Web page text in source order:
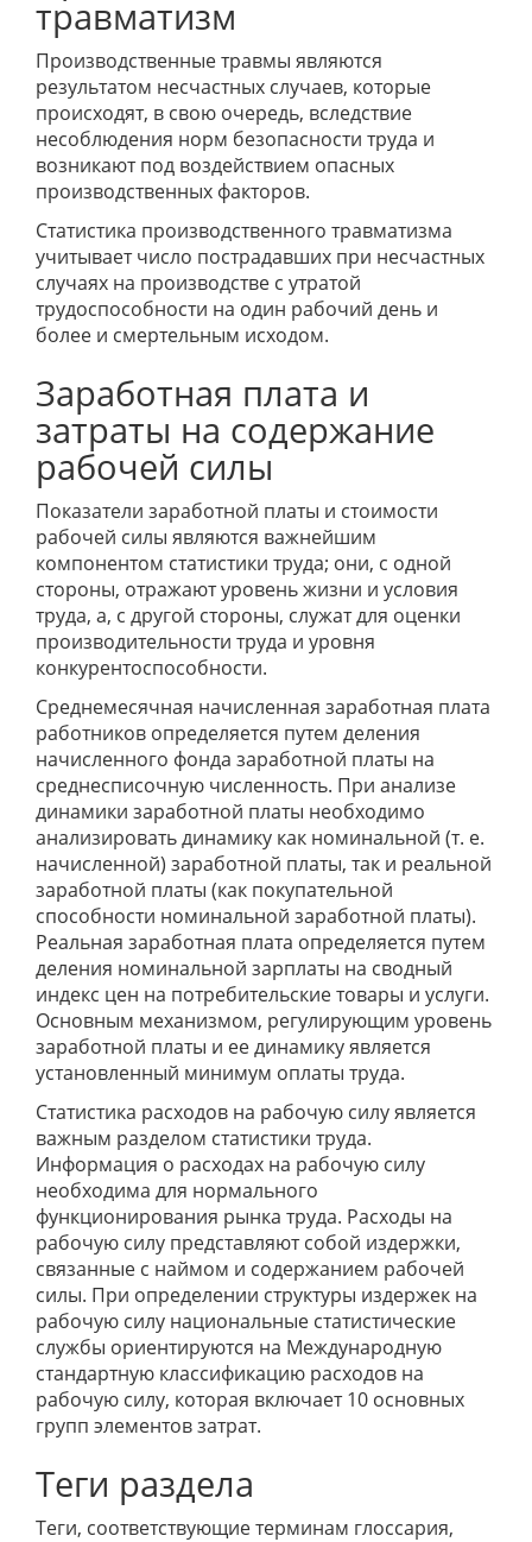
травматизм
Производственные травмы являются
результатом несчастных случаев, которые
происходят, в свою очередь, вследствие
несоблюдения норм безопасности труда и
возникают под воздействием опасных
производственных факторов.
Статистика производственного травматизма
учитывает число пострадавших при несчастных
случаях на производстве с утратой
трудоспособности на один рабочий день и
более и смертельным исходом.
Заработная плата и
затраты на содержание
рабочей силы
Показатели заработной платы и стоимости
рабочей силы являются важнейшим
компонентом статистики труда; они, с одной
стороны, отражают уровень жизни и условия
труда, а, с другой стороны, служат для оценки
производительности труда и уровня
конкурентоспособности.
Среднемесячная начисленная заработная плата
работников определяется путем деления
начисленного фонда заработной платы на
среднесписочную численность. При анализе
динамики заработной платы необходимо
анализировать динамику как номинальной (т. е.
начисленной) заработной платы, так и реальной
заработной платы (как покупательной
способности номинальной заработной платы).
Реальная заработная плата определяется путем
деления номинальной зарплаты на сводный
индекс цен на потребительские товары и услуги.
Основным механизмом, регулирующим уровень
заработной платы и ее динамику является
установленный минимум оплаты труда.
Статистика расходов на рабочую силу является
важным разделом статистики труда.
Информация о расходах на рабочую силу
необходима для нормального
функционирования рынка труда. Расходы на
рабочую силу представляют собой издержки,
связанные с наймом и содержанием рабочей
силы. При определении структуры издержек на
рабочую силу национальные статистические
службы ориентируются на Международную
стандартную классификацию расходов на
рабочую силу, которая включает 10 основных
групп элементов затрат.
Теги раздела
Теги, соответствующие терминам глоссария,